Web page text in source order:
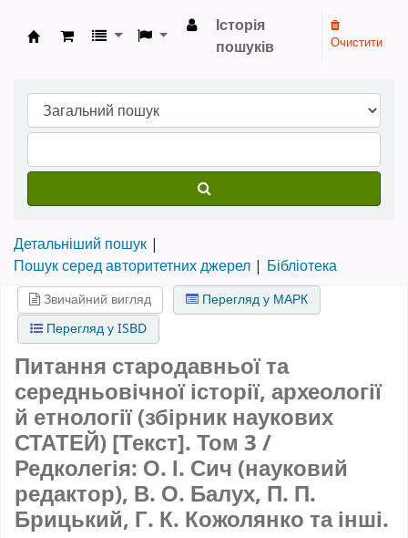
Бібліотека НТШ › Електронний каталог
Історія
пошуків
Очистити
Детальніший пошук
Пошук серед авторитетних джерел
Бібліотека
Звичайний вигляд
Перегляд у МАРК
Перегляд у ISBD
Питання стародавньої та
середньовічної історії, археології
й етнології (збірник наукових
СТАТЕЙ) [Текст].Том 3/
Редколегія: О. І. Сич (науковий
редактор), В. О. Балух, П. П.
Брицький, Г. К. Кожолянко та інші.